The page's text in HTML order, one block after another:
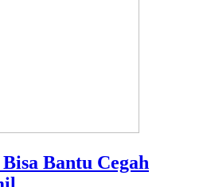
Bantu Cegah